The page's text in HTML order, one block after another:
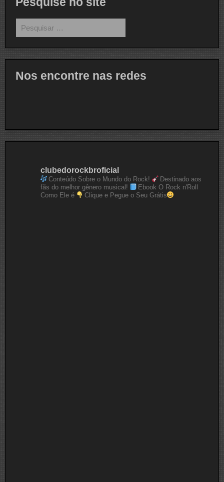
por:
Nos encontre nas redes
clubedorockbroficial
Conteúdo Sobre o Mundo do Rock!
Destinado aos
fãs do melhor gênero musical!
Ebook O Rock n'Roll
Como Ele é
Clique e Pegue o Seu Grátis